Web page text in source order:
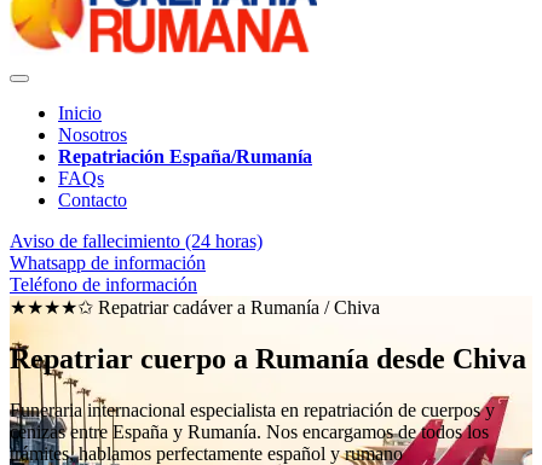
Inicio
Nosotros
Repatriación España/Rumanía
FAQs
Contacto
Aviso de fallecimiento (24 horas)
Whatsapp de información
Teléfono de información
★★★★✩ Repatriar cadáver a Rumanía /Chiva
Repatriar cuerpo a Rumanía desde Chiva
Funeraria internacional especialista en repatriación de cuerpos y
cenizas entre España y Rumanía. Nos encargamos de todos los
trámites, hablamos perfectamente español y rumano